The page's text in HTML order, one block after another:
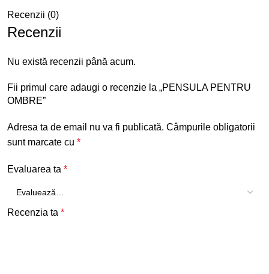
Recenzii (0)
Recenzii
Nu există recenzii până acum.
Fii primul care adaugi o recenzie la „PENSULA PENTRU
OMBRE”
Adresa ta de email nu va fi publicată. Câmpurile obligatorii
sunt marcate cu *
Evaluarea ta *
Recenzia ta *